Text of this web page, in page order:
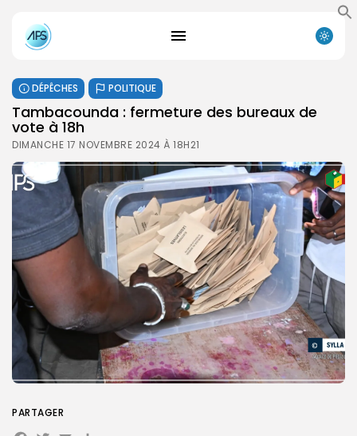
Search
Search
DÉPÊCHES POLITIQUE
Tambacounda : fermeture des bureaux de
vote à 18h
DIMANCHE 17 NOVEMBRE 2024 À 18H21
PARTAGER